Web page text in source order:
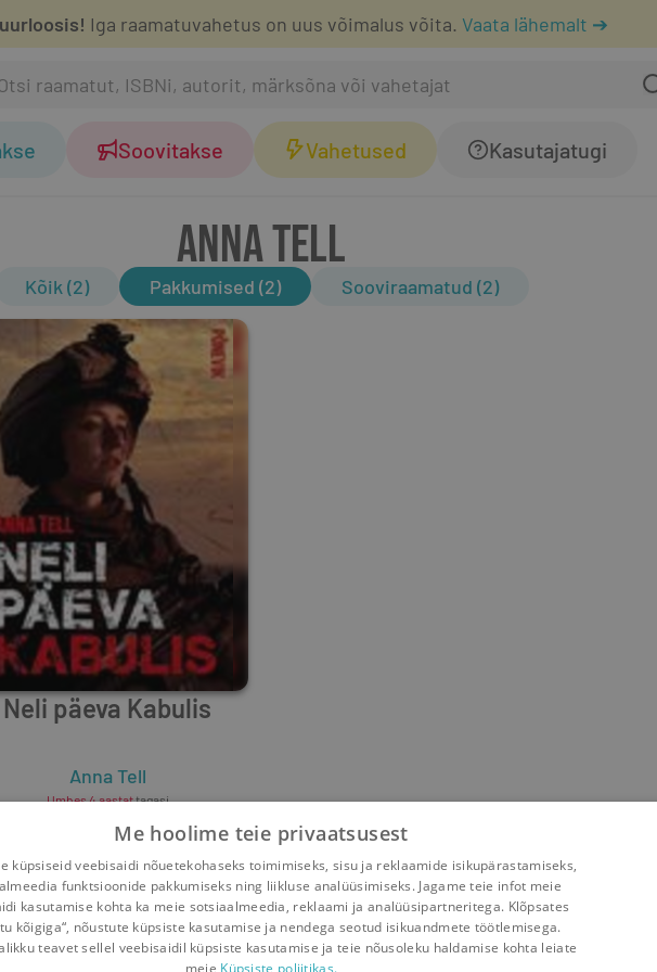
Iga raamatuvahetus on uus võimalus võita. Vaata lähemalt ➔
Soovitakse Vahetused Kasutajatugi
ANNA TELL
Kõik (2) Pakkumised (2) Sooviraamatud (2)
Neli päeva Kabulis
Anna Tell
Umbes 4 aastattagasi
Me hoolime teie privaatsusest
küpsiseid veebisaidi nõuetekohaseks toimimiseks, sisu ja reklaamide isikupärastamiseks,
funktsioonide pakkumiseks ning liikluse analüüsimiseks. Jagame teie infot meie
kasutamise kohta ka meie sotsiaalmeedia, reklaami ja analüüsipartneritega. Klõpsates
kõigiga“, nõustute küpsiste kasutamise ja nendega seotud isikuandmete töötlemisega.
teavet sellel veebisaidil küpsiste kasutamise ja teie nõusoleku haldamise kohta leiate
meie Küpsiste poliitikas.